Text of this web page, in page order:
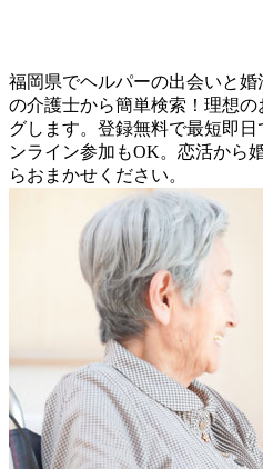
福岡県でヘルパーの出会いと婚
の介護士から簡単検索！理想
グします。登録無料で最短即
ンライン参加もOK。恋活から
らおまかせください。